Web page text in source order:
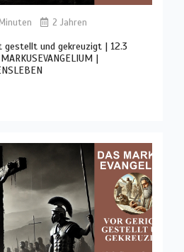
2 Jahren
gestellt und gekreuzigt | 12.3
|